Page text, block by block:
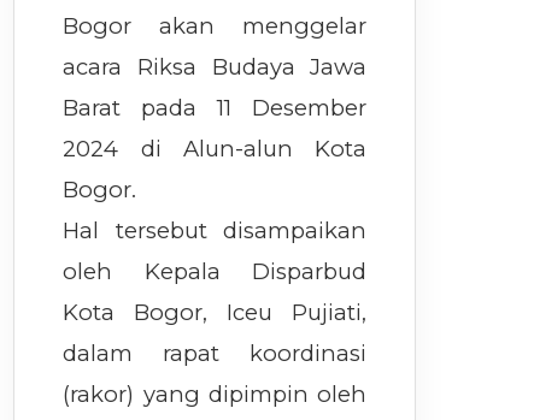
Bogor akan menggelar
acara Riksa Budaya Jawa
Barat pada 11 Desember
2024 di Alun-alun Kota
Bogor.
Hal tersebut disampaikan
oleh Kepala Disparbud
Kota Bogor, Iceu Pujiati,
dalam rapat koordinasi
(rakor) yang dipimpin oleh